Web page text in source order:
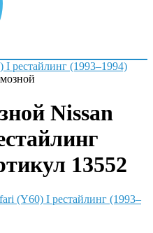
I рестайлинг (1993–1994)
Nissan
13552